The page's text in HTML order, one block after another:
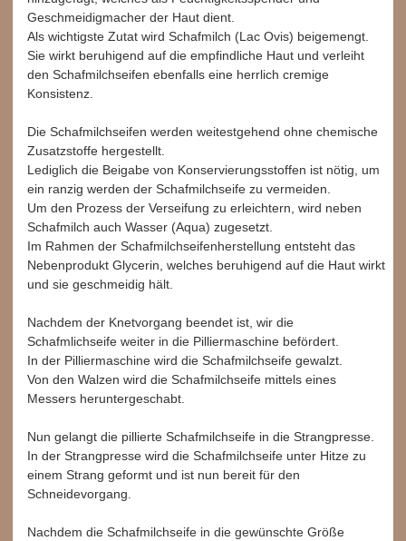
Geschmeidigmacher der Haut dient.
Als wichtigste Zutat wird Schafmilch (Lac Ovis) beigemengt.
Sie wirkt beruhigend auf die empfindliche Haut und verleiht
den Schafmilchseifen ebenfalls eine herrlich cremige
Konsistenz.
Die Schafmilchseifen werden weitestgehend ohne chemische
Zusatzstoffe hergestellt.
Lediglich die Beigabe von Konservierungsstoffen ist nötig, um
ein ranzig werden der Schafmilchseife zu vermeiden.
Um den Prozess der Verseifung zu erleichtern, wird neben
Schafmilch auch Wasser (Aqua) zugesetzt.
Im Rahmen der Schafmilchseifenherstellung entsteht das
Nebenprodukt Glycerin, welches beruhigend auf die Haut wirkt
und sie geschmeidig hält.
Nachdem der Knetvorgang beendet ist, wir die
Schafmlichseife weiter in die Pilliermaschine befördert.
In der Pilliermaschine wird die Schafmilchseife gewalzt.
Von den Walzen wird die Schafmilchseife mittels eines
Messers heruntergeschabt.
Nun gelangt die pillierte Schafmilchseife in die Strangpresse.
In der Strangpresse wird die Schafmilchseife unter Hitze zu
einem Strang geformt und ist nun bereit für den
Schneidevorgang.
Nachdem die Schafmilchseife in die gewünschte Größe